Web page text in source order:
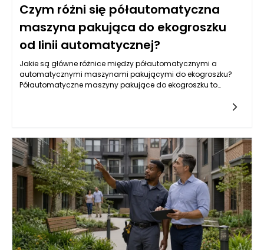
Czym różni się półautomatyczna
maszyna pakująca do ekogroszku
od linii automatycznej?
Jakie są główne różnice między półautomatycznymi a
automatycznymi maszynami pakującymi do ekogroszku?
Półautomatyczne maszyny pakujące do ekogroszku to